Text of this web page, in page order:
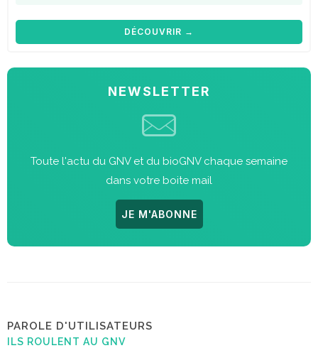
DÉCOUVRIR →
NEWSLETTER
Toute l'actu du GNV et du bioGNV chaque semaine
dans votre boite mail
JE M'ABONNE
PAROLE D'UTILISATEURS
ILS ROULENT AU GNV